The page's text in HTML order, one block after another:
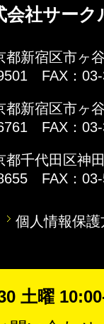
会社サーク
都新宿区市ヶ
FAX：
都新宿区市ヶ
FAX：
都千代田区神
FAX：
個人情報保護
土曜